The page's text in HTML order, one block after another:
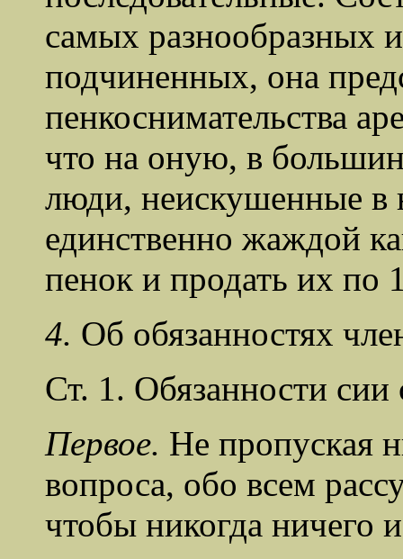
самых разнообразных
подчиненных, она
пенкоснимательства
что на оную, в
люди, неискушенные в
единственно жаждой
пенок и продать их по
4. Об обязанностях
Ст. 1. Обязанности сии
Первое. Не пропуская
вопроса, обо всем
чтобы никогда ничего